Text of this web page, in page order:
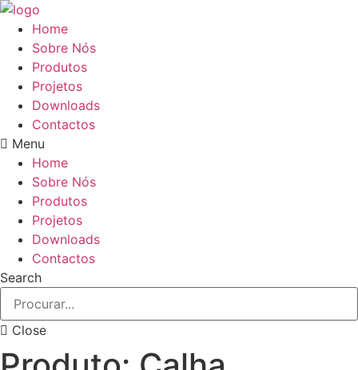
Pular
para
conteúdo
Home
Sobre Nós
Produtos
Projetos
Downloads
Contactos
Menu
Home
Sobre Nós
Produtos
Projetos
Downloads
Contactos
Search
Close